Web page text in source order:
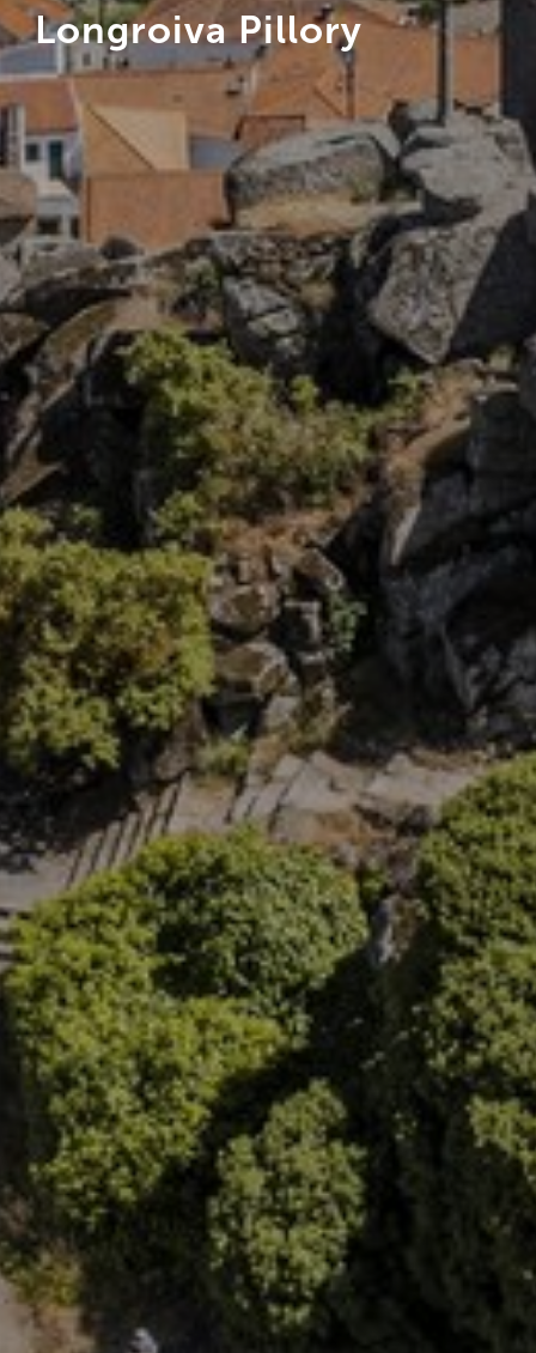
Longroiva Pillory